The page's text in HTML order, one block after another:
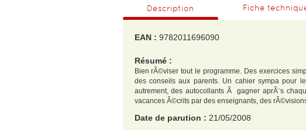
Description Fiche
EAN : 9782011696090
Résumé :
Bien rÃ©viser tout le programme. Des exercices
des conseils aux parents. Un cahier sympa pour
autrement, des autocollants Ã gagner aprÃ¨s
vacances Ã©crits par des enseignants, des
Date de parution : 21/05/2008